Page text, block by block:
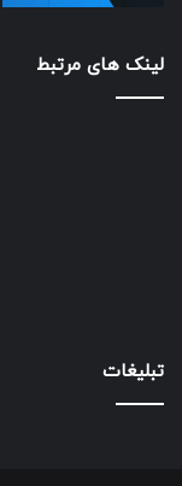
لینک های مرتبط
تبلیغات